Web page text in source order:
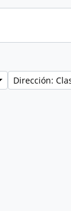
Dirección: